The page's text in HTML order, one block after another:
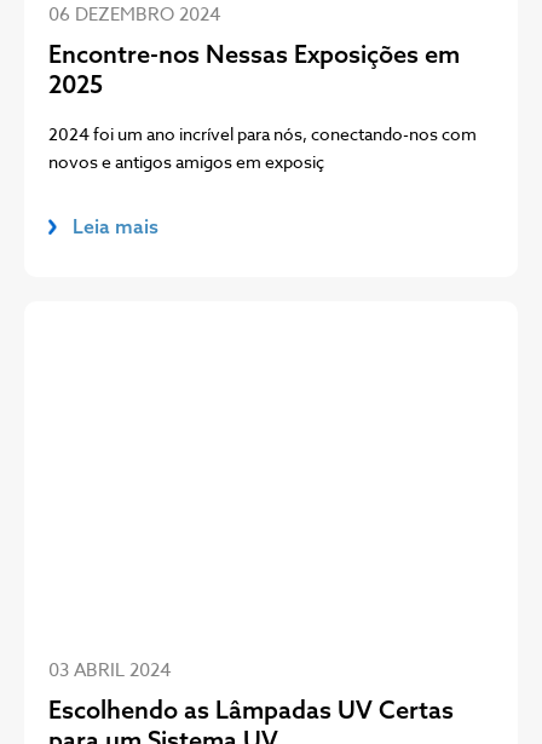
06 DEZEMBRO 2024
Encontre-nos Nessas Exposições em
2025
2024 foi um ano incrível para nós, conectando-nos com
novos e antigos amigos em exposiç
Leia mais
03 ABRIL 2024
Escolhendo as Lâmpadas UV Certas